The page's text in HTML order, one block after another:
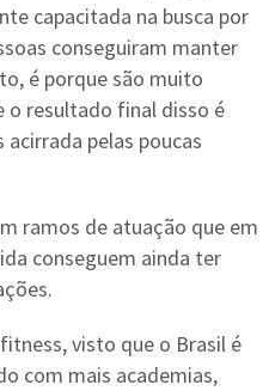
capacitada na busca por
conseguiram manter
é porque são muito
o resultado final disso é
pelas poucas
ramos de atuação que em
conseguem ainda ter
visto que o Brasil é
com mais academias,